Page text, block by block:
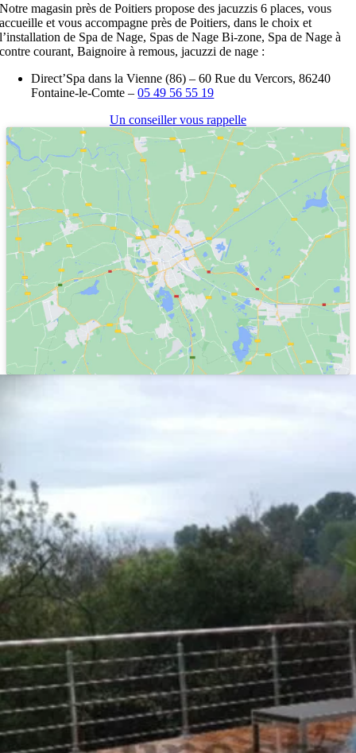
Notre magasin près de Poitiers propose des jacuzzis 6 places, vous
accueille et vous accompagne près de Poitiers, dans le choix et
l’installation de Spa de Nage, Spas de Nage Bi-zone, Spa de Nage à
contre courant, Baignoire à remous, jacuzzi de nage :
Direct’Spa dans la Vienne (86) – 60 Rue du Vercors, 86240
Fontaine-le-Comte –05 49 56 55 19
Un conseiller vous rappelle